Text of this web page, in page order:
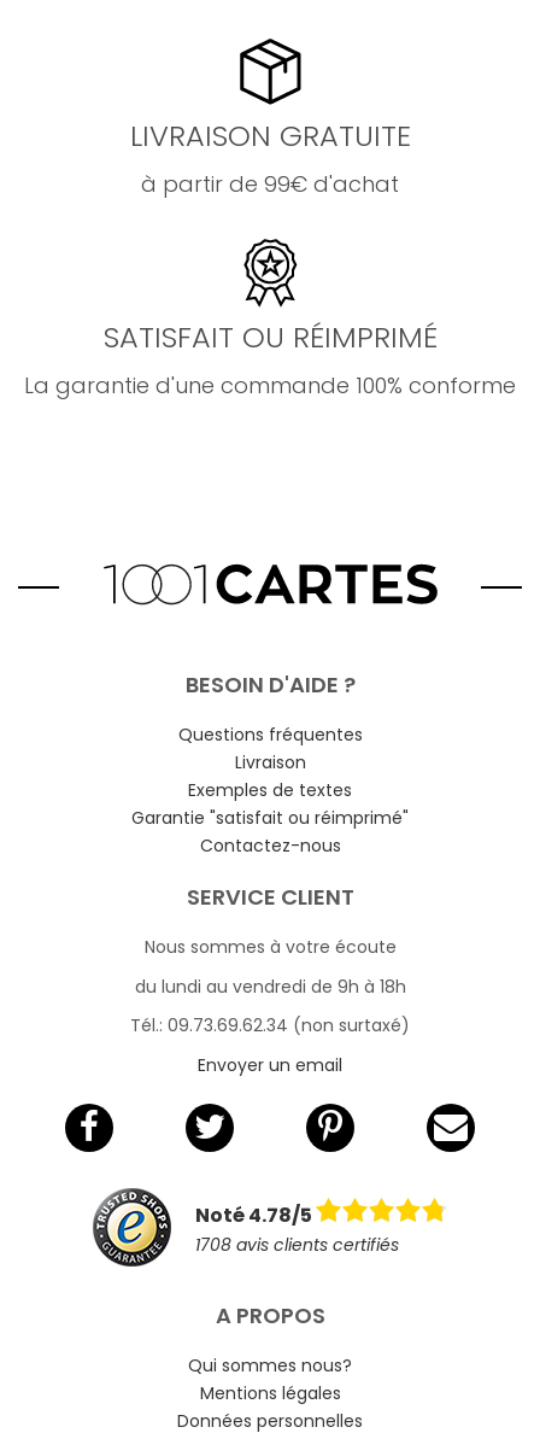
LIVRAISON GRATUITE
à partir de 99€ d'achat
SATISFAIT OU RÉIMPRIMÉ
La garantie d'une commande 100% conforme
BESOIN D'AIDE ?
Questions fréquentes
Livraison
Exemples de textes
Garantie "satisfait ou réimprimé"
Contactez-nous
SERVICE CLIENT
Nous sommes à votre écoute
du lundi au vendredi de 9h à 18h
Tél.: 09.73.69.62.34 (non surtaxé)
Envoyer un email
Noté 4.78/5
1708 avis clients certifiés
A PROPOS
Qui sommes nous?
Mentions légales
Données personnelles